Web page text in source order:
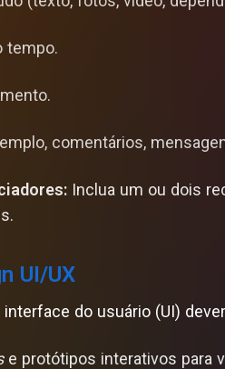
tempo.
comentários,
Inclua um ou dois
UI/UX
interface do usuário (UI)
e protótipos interativos para